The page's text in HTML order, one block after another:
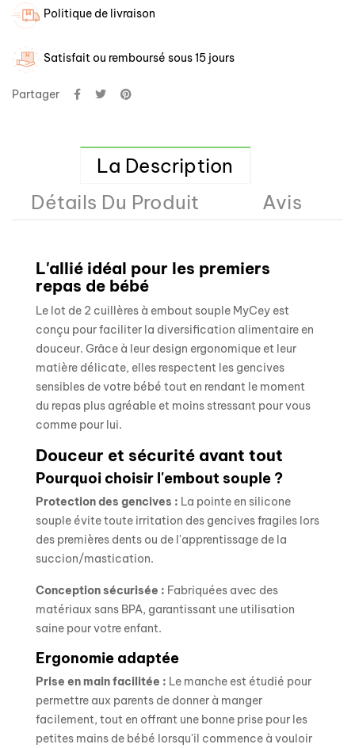
Politique de livraison
Satisfait ou remboursé sous 15 jours
Partager
La Description
Détails Du Produit
Avis
L'allié idéal pour les premiers
repas de bébé
Le lot de 2 cuillères à embout souple MyCey est
conçu pour faciliter la diversification alimentaire en
douceur. Grâce à leur design ergonomique et leur
matière délicate, elles respectent les gencives
sensibles de votre bébé tout en rendant le moment
du repas plus agréable et moins stressant pour vous
comme pour lui.
Douceur et sécurité avant tout
Pourquoi choisir l'embout souple ?
Protection des gencives : La pointe en silicone
souple évite toute irritation des gencives fragiles lors
des premières dents ou de l'apprentissage de la
succion/mastication.
Conception sécurisée : Fabriquées avec des
matériaux sans BPA, garantissant une utilisation
saine pour votre enfant.
Ergonomie adaptée
Prise en main facilitée : Le manche est étudié pour
permettre aux parents de donner à manger
facilement, tout en offrant une bonne prise pour les
petites mains de bébé lorsqu'il commence à vouloir